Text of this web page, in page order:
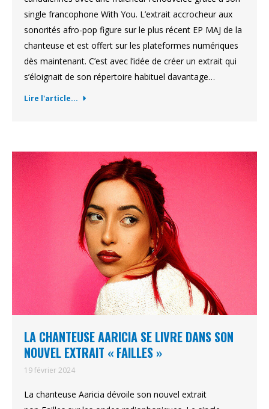
single francophone With You. L’extrait accrocheur aux
sonorités afro-pop figure sur le plus récent EP MAJ de la
chanteuse et est offert sur les plateformes numériques
dès maintenant. C’est avec l’idée de créer un extrait qui
s’éloignait de son répertoire habituel davantage…
Lire l'article...
LA CHANTEUSE AARICIA SE LIVRE DANS SON
NOUVEL EXTRAIT « FAILLES »
19 février 2024
La chanteuse Aaricia dévoile son nouvel extrait